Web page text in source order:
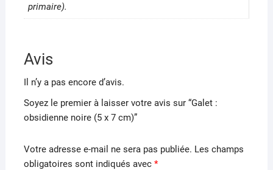
primaire).
Avis
Il n’y a pas encore d’avis.
Soyez le premier à laisser votre avis sur “Galet :
obsidienne noire (5 x 7 cm)”
Votre adresse e-mail ne sera pas publiée. Les champs
obligatoires sont indiqués avec *